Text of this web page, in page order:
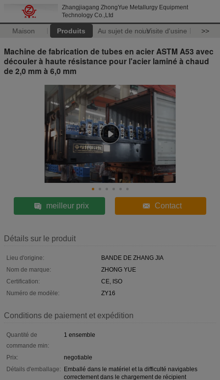
Zhangjiagang ZhongYue Metallurgy Equipment
Technology Co.,Ltd
Maison Produits Au sujet de nousVisite d'usine >>
Machine de fabrication de tubes en acier ASTM A53 avec
découler à haute résistance pour l'acier laminé à chaud
de 2,0 mm à 6,0 mm
meilleur prix Contact
Détails sur le produit
Lieu d'origine:
BANDE DE ZHANG JIA
Nom de marque:
ZHONG YUE
Certification:
CE, ISO
Numéro de modèle:
ZY16
Conditions de paiement et expédition
Quantité de
commande min:
1 ensemble
Prix:
negotiable
Détails d'emballage: Emballé dans le matériel et la difficulté navigables
correctement dans le chargement de récipient